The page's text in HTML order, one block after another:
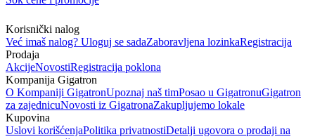
Korisnički nalog
Već imaš nalog? Uloguj se sadaZaboravljena lozinkaRegistracija
Prodaja
AkcijeNovostiRegistracija poklona
Kompanija Gigatron
O Kompaniji GigatronUpoznaj naš timPosao u GigatronuGigatron
za zajednicuNovosti iz GigatronaZakupljujemo lokale
Kupovina
Uslovi korišćenjaPolitika privatnostiDetalji ugovora o prodaji na